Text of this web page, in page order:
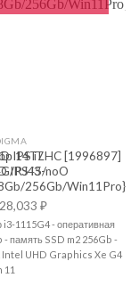
IPS i7
RJ45/noO
14TLHC [1996897]
IPS i3-
256Gb/Win11Pro}
28,033 ₽
i3-1115G4 - оперативная
- память SSD m2 256Gb -
Intel UHD Graphics Xe G4
11